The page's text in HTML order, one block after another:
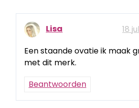
Lisa
18
Een staande ovatie ik maak
met dit merk.
Beantwoorden